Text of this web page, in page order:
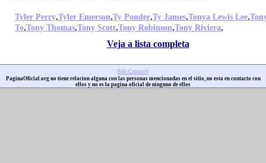
Tyler Perry,Tyler Emerson,Ty Ponder,Ty James,Tonya Lewis Lee,
To,Tony Thomas,Tony Scott,Tony Robinson,Tony Riviera,
Veja a lista completa
Fale Conosco
PaginaOficial.org no tiene relacion alguna con las personas mencionadas en el sitio, no esta en contacto con
ellos y no es la pagina oficial de ninguno de ellos